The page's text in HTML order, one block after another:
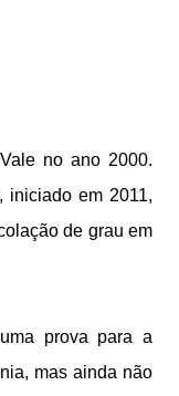
no ano 2000.
iniciado em 2011,
de grau em
prova para a
mas ainda não